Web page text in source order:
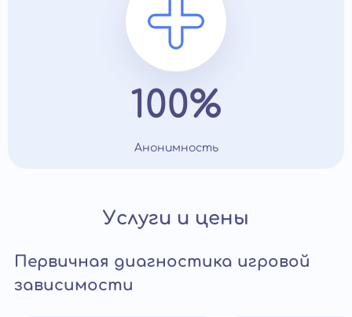
100%
Анонимность
Услуги и цены
Первичная диагностика игровой
зависимости